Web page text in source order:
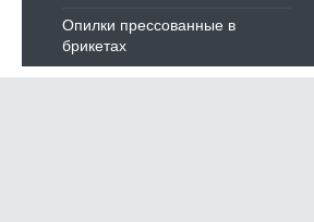
Опилки прессованные в
брикетах